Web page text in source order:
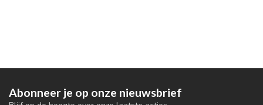
Abonneer je op onze nieuwsbrief